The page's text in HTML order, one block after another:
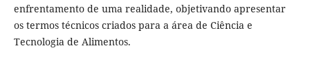
enfrentamento de uma realidade, objetivando apresentar
os termos técnicos criados para a área de Ciência e
Tecnologia de Alimentos.